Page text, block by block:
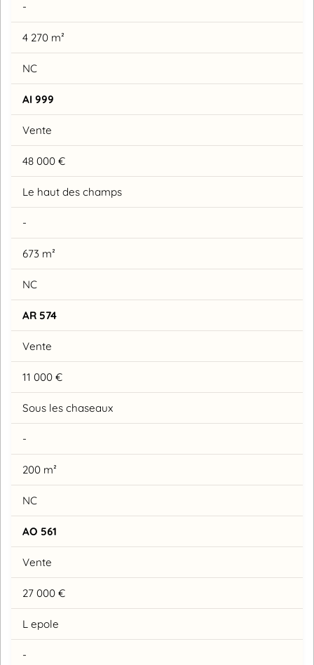
-
4 270 m²
NC
AI 999
Vente
48 000 €
Le haut des champs
-
673 m²
NC
AR 574
Vente
11 000 €
Sous les chaseaux
-
200 m²
NC
AO 561
Vente
27 000 €
L epole
-